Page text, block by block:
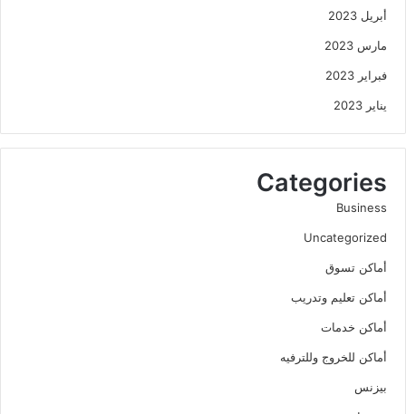
أبريل 2023
مارس 2023
فبراير 2023
يناير 2023
Categories
Business
Uncategorized
أماكن تسوق
أماكن تعليم وتدريب
أماكن خدمات
أماكن للخروج وللترفيه
بيزنس